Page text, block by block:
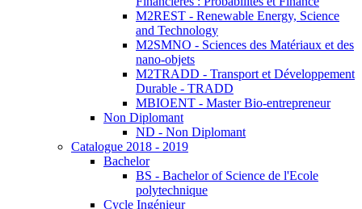
M2REST - Renewable Energy, Science
and Technology
M2SMNO - Sciences des Matériaux et des
nano-objets
M2TRADD - Transport et Développement
Durable - TRADD
MBIOENT - Master Bio-entrepreneur
Non Diplomant
ND - Non Diplomant
Catalogue 2018 - 2019
Bachelor
BS - Bachelor of Science de l'Ecole
polytechnique
Cycle Ingénieur